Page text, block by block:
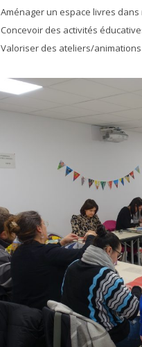
Aménager un espace livres dans
Concevoir des activités
Valoriser des ateliers/